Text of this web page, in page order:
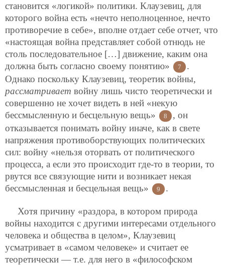
становится «логикой» политики. Клаузевиц, для
которого война есть «нечто неполноценное, нечто
противоречие в себе», вполне отдает себе отчет, что
«настоящая война представляет собой отнюдь не
столь последовательное […] движение, каким она
должна быть согласно своему понятию»
7
.
Однако поскольку Клаузевиц, теоретик войны,
рассматривает войну лишь чисто теоретически и
совершенно не хочет видеть в ней «некую
бессмысленную и бесцельную вещь»
8
, он
отказывается понимать войну иначе, как в свете
напряжения противоборствующих политических
сил: войну «нельзя оторвать от политического
процесса, а если это происходит где-то в теории, то
рвутся все связующие нити и возникает некая
бессмысленная и бесцельная вещь»
9 .
Хотя причину «раздора, в котором природа
войны находится с другими интересами отдельного
человека и общества в целом», Клаузевиц
усматривает в «самом человеке» и считает ее
теоретически — т.е. для него в «философском